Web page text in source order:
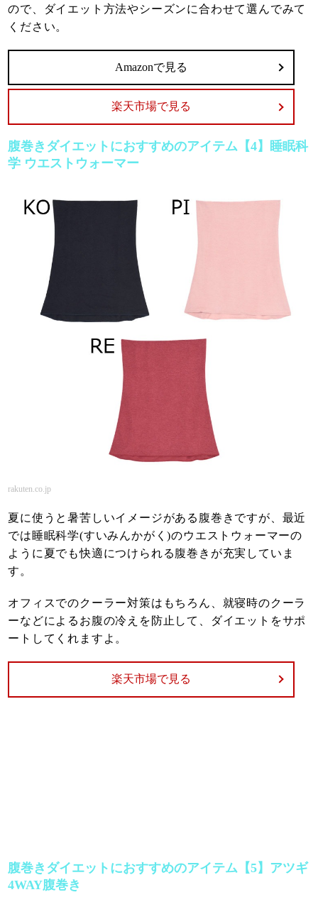
ので、ダイエット方法やシーズンに合わせて選んでみて
ください。
Amazonで見る
楽天市場で見る
腹巻きダイエットにおすすめのアイテム【4】睡眠科
学 ウエストウォーマー
rakuten.co.jp
夏に使うと暑苦しいイメージがある腹巻きですが、最近
では睡眠科学(すいみんかがく)のウエストウォーマーの
ように夏でも快適につけられる腹巻きが充実していま
す。
オフィスでのクーラー対策はもちろん、就寝時のクーラ
ーなどによるお腹の冷えを防止して、ダイエットをサポ
ートしてくれますよ。
楽天市場で見る
腹巻きダイエットにおすすめのアイテム【5】アツギ
4WAY腹巻き